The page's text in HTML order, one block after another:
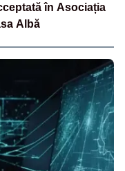
în Asociația
Albă